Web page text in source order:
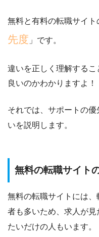
無料と有料の転職サイト
先度 」です。
違いを正しく理解する
良いのかわかりますよ！
それでは、サポートの
いを説明します。
無料の転職サイト
無料の転職サイトには、
者も多いため、求人が
たいだけの人もいます。